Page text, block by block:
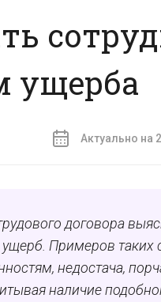
ущерба
Актуально на
договора
Примеров таких
недостача,
наличие